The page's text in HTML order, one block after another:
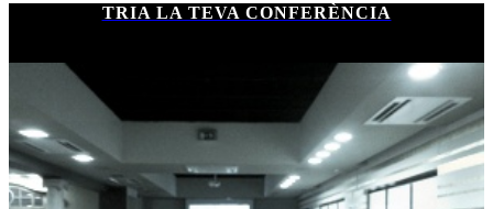
TRIA LA TEVA CONFERÈNCIA